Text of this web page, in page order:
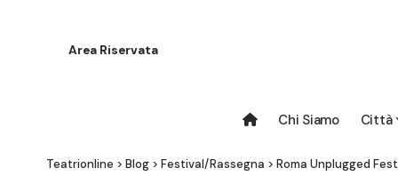
Area Riservata
Chi Siamo Città
Teatrionline > Blog > Festival/Rassegna > Roma Unplugged